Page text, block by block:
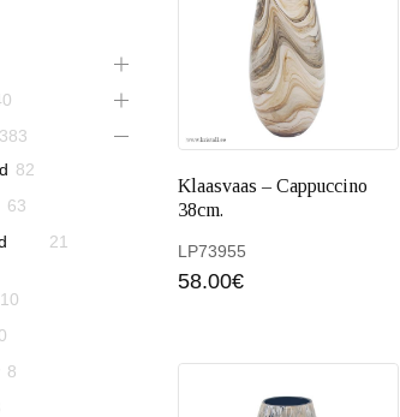
383
82
63
21
10
8
Klaasvaas – Cappuccino
38cm.
LP73955
58.00€